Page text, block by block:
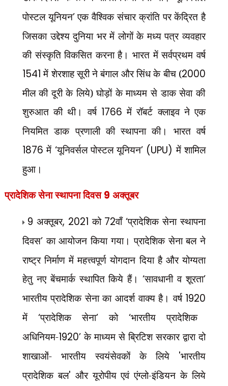
पोस्टल यूनियन’एक वैश्विक संचार क्रांति पर केंद्रित है
जिसका उद्देश्य दुनिया भर में लोगों के मध्य पत्र व्यवहार
की संस्कृति विकसित करना है। भारत में सर्वप्रथम वर्ष
1541 में शेरशाह सूरी ने बंगाल और सिंध के बीच (2000
मील की दूरी के लिये) घोड़ों के माध्यम से डाक सेवा की
शुरुआत की थी। वर्ष 1766 में रॉबर्ट क्लाइव ने एक
नियमित डाक प्रणाली की स्थापना की। भारत वर्ष
1876 में ‘यूनिवर्सल पोस्टल यूनियन’ (UPU)में शामिल
हुआ।
प्रादेशिक सेना स्थापना दिवस 9 अक्तूबर
9 अक्तूबर, 2021 को 72वाँ‘प्रादेशिक सेना स्थापना
दिवस’का आयोजन किया गया। प्रादेशिक सेना बल ने
राष्ट्र निर्माण में महत्त्वपूर्ण योगदान दिया है और योग्यता
हेतु नए बेंचमार्क स्थापित किये हैं।‘सावधानी व शूरता’
भारतीय प्रादेशिक सेना का आदर्श वाक्य है। वर्ष 1920
में ‘प्रादेशिक सेना’को‘भारतीय प्रादेशिक
अधिनियम-1920’के माध्यम से ब्रिटिश सरकार द्वारा दो
शाखाओं- भारतीय स्वयंसेवकों के लिये 'भारतीय
प्रादेशिक बल' और यूरोपीय एवं एंग्लो-इंडियन के लिये